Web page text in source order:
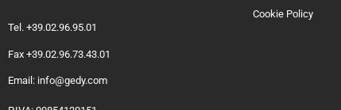
Tel. +39.02.96.95.01
Fax +39.02.96.73.43.01
Email: info@gedy.com
Cookie Policy